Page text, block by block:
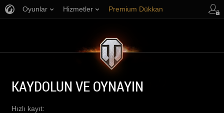
Oyunlar Hizmetler Premium Dükkan
KAYDOLUN VE OYNAYIN
Hızlı kayıt: